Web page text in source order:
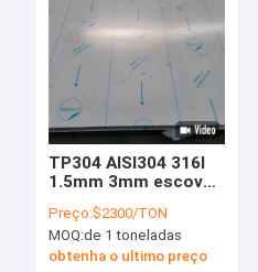
TP304 AISI304 316l
1.5mm 3mm escovou
inoxidável das folhas
Preço:$2300/TON
MOQ:de 1 toneladas
obtenha o ultimo preço